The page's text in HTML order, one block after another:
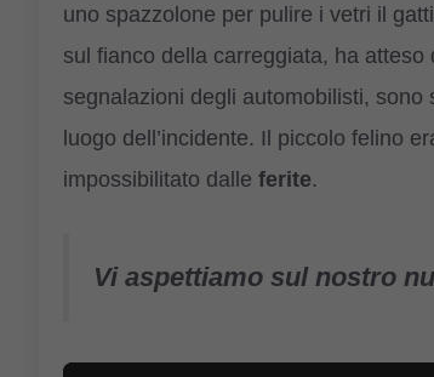
uno spazzolone per pulire i vetri il
sul fianco della carreggiata, ha
segnalazioni degli automobilisti,
luogo dell’incidente. Il piccolo felino
impossibilitato dalle ferite.
Vi aspettiamo sul nostro